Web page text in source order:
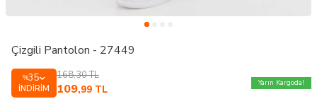
Çizgili Pantolon - 27449
%35
İNDIRIM
168,30TL
109,99 TL
Yarın Kargoda!